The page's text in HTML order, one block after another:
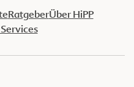
RatgeberÜber HiPP